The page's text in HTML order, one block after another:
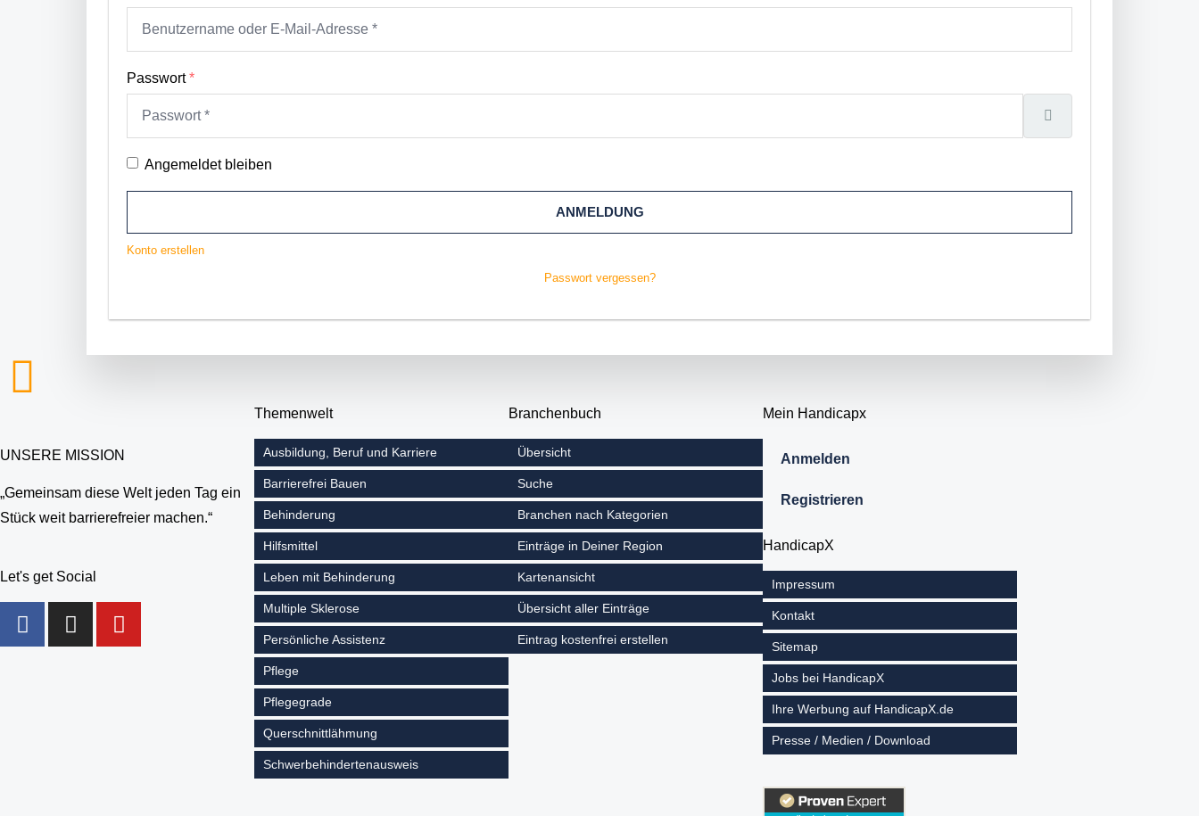
Passwort*
Angemeldet bleiben
ANMELDUNG
Konto erstellen
Passwort vergessen?
UNSERE MISSION
„Gemeinsam diese Welt jeden Tag ein
Stück weit barrierefreier machen.“
Let's get Social
Themenwelt
Ausbildung, Beruf und Karriere
Barrierefrei Bauen
Behinderung
Hilfsmittel
Leben mit Behinderung
Multiple Sklerose
Persönliche Assistenz
Pflege
Pflegegrade
Querschnittlähmung
Schwerbehindertenausweis
Branchenbuch
Übersicht
Suche
Branchen nach Kategorien
Einträge in Deiner Region
Kartenansicht
Übersicht aller Einträge
Eintrag kostenfrei erstellen
Mein Handicapx
Anmelden
Registrieren
HandicapX
Impressum
Kontakt
Sitemap
Jobs bei HandicapX
Ihre Werbung auf HandicapX.de
Presse / Medien / Download